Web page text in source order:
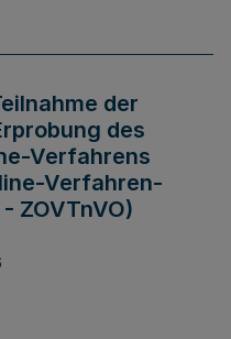
der
des
Verfahrens
Verfahren-
ZOVTnVO)